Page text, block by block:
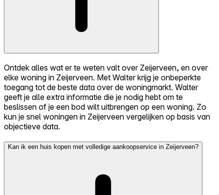
Ontdek alles wat er te weten valt over Zeijerveen, en over
elke woning in Zeijerveen. Met Walter krijg je onbeperkte
toegang tot de beste data over de woningmarkt. Walter
geeft je alle extra informatie die je nodig hebt om te
beslissen of je een bod wilt uitbrengen op een woning. Zo
kun je snel woningen in Zeijerveen vergelijken op basis van
objectieve data.
Kan ik een huis kopen met volledige aankoopservice in Zeijerveen?